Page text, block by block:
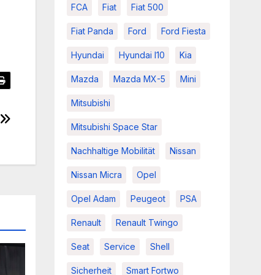
FCA Fiat Fiat 500
Fiat Panda Ford Ford Fiesta
Hyundai Hyundai I10 Kia
Mazda Mazda MX-5 Mini
Mitsubishi
Mitsubishi Space Star
Nachhaltige Mobilität Nissan
Nissan Micra Opel
Opel Adam Peugeot PSA
Renault Renault Twingo
Seat Service Shell
Sicherheit Smart Fortwo